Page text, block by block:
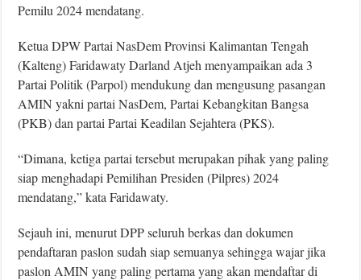
Pemilu 2024 mendatang.
Ketua DPW Partai NasDem Provinsi Kalimantan Tengah
(Kalteng) Faridawaty Darland Atjeh menyampaikan ada 3
Partai Politik (Parpol) mendukung dan mengusung pasangan
AMIN yakni partai NasDem, Partai Kebangkitan Bangsa
(PKB) dan partai Partai Keadilan Sejahtera (PKS).
“Dimana, ketiga partai tersebut merupakan pihak yang paling
siap menghadapi Pemilihan Presiden (Pilpres) 2024
mendatang,” kata Faridawaty.
Sejauh ini, menurut DPP seluruh berkas dan dokumen
pendaftaran paslon sudah siap semuanya sehingga wajar jika
paslon AMIN yang paling pertama yang akan mendaftar di